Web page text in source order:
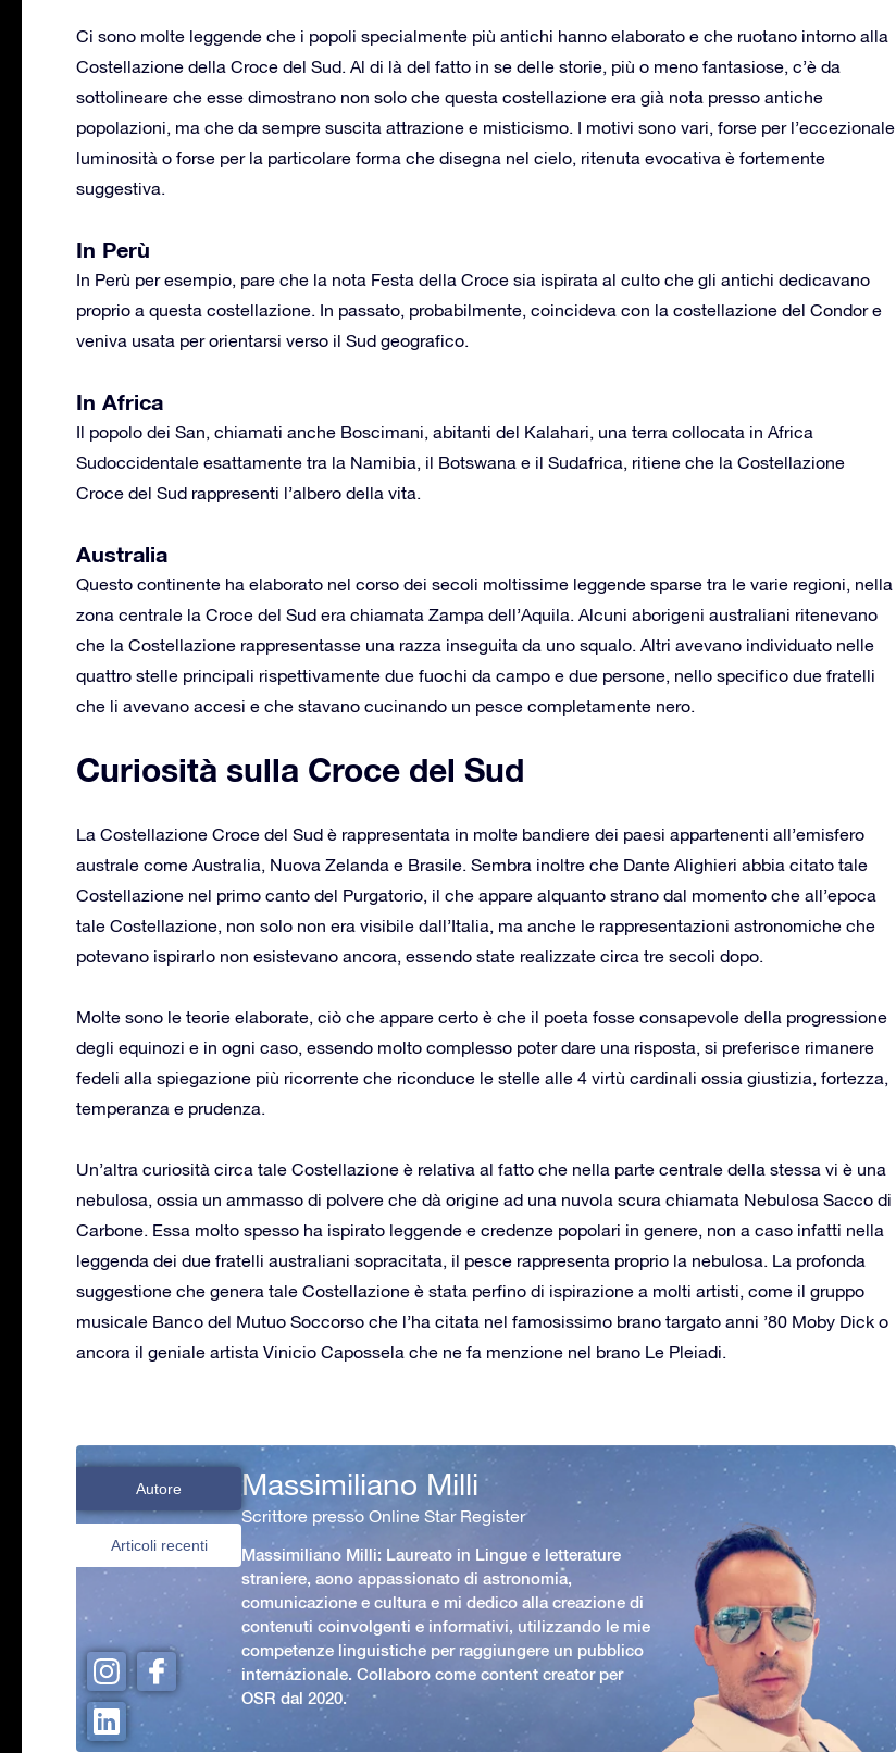
Ci sono molte leggende che i popoli specialmente più antichi hanno elaborato e che ruotano intorno alla
Costellazione della Croce del Sud. Al di là del fatto in se delle storie, più o meno fantasiose, c’è da
sottolineare che esse dimostrano non solo che questa costellazione era già nota presso antiche
popolazioni, ma che da sempre suscita attrazione e misticismo. I motivi sono vari, forse per l’eccezionale
luminosità o forse per la particolare forma che disegna nel cielo, ritenuta evocativa è fortemente
suggestiva.
In Perù
In Perù per esempio, pare che la nota Festa della Croce sia ispirata al culto che gli antichi dedicavano
proprio a questa costellazione. In passato, probabilmente, coincideva con la costellazione del Condor e
veniva usata per orientarsi verso il Sud geografico.
In Africa
Il popolo dei San, chiamati anche Boscimani, abitanti del Kalahari, una terra collocata in Africa
Sudoccidentale esattamente tra la Namibia, il Botswana e il Sudafrica, ritiene che la Costellazione
Croce del Sud rappresenti l’albero della vita.
Australia
Questo continente ha elaborato nel corso dei secoli moltissime leggende sparse tra le varie regioni, nella
zona centrale la Croce del Sud era chiamata Zampa dell’Aquila. Alcuni aborigeni australiani ritenevano
che la Costellazione rappresentasse una razza inseguita da uno squalo. Altri avevano individuato nelle
quattro stelle principali rispettivamente due fuochi da campo e due persone, nello specifico due fratelli
che li avevano accesi e che stavano cucinando un pesce completamente nero.
Curiosità sulla Croce del Sud
La Costellazione Croce del Sud è rappresentata in molte bandiere dei paesi appartenenti all’emisfero
australe come Australia, Nuova Zelanda e Brasile. Sembra inoltre che Dante Alighieri abbia citato tale
Costellazione nel primo canto del Purgatorio, il che appare alquanto strano dal momento che all’epoca
tale Costellazione, non solo non era visibile dall’Italia, ma anche le rappresentazioni astronomiche che
potevano ispirarlo non esistevano ancora, essendo state realizzate circa tre secoli dopo.
Molte sono le teorie elaborate, ciò che appare certo è che il poeta fosse consapevole della progressione
degli equinozi e in ogni caso, essendo molto complesso poter dare una risposta, si preferisce rimanere
fedeli alla spiegazione più ricorrente che riconduce le stelle alle 4 virtù cardinali ossia giustizia, fortezza,
temperanza e prudenza.
Un’altra curiosità circa tale Costellazione è relativa al fatto che nella parte centrale della stessa vi è una
nebulosa, ossia un ammasso di polvere che dà origine ad una nuvola scura chiamata Nebulosa Sacco di
Carbone. Essa molto spesso ha ispirato leggende e credenze popolari in genere, non a caso infatti nella
leggenda dei due fratelli australiani sopracitata, il pesce rappresenta proprio la nebulosa. La profonda
suggestione che genera tale Costellazione è stata perfino di ispirazione a molti artisti, come il gruppo
musicale Banco del Mutuo Soccorso che l’ha citata nel famosissimo brano targato anni ’80 Moby Dick o
ancora il geniale artista Vinicio Capossela che ne fa menzione nel brano Le Pleiadi.
Autore
Articoli recenti
Massimiliano Milli
Scrittore presso Online Star Register
Massimiliano Milli: Laureato in Lingue e letterature
straniere, aono appassionato di astronomia,
comunicazione e cultura e mi dedico alla creazione di
contenuti coinvolgenti e informativi, utilizzando le mie
competenze linguistiche per raggiungere un pubblico
internazionale. Collaboro come content creator per
OSR dal 2020.